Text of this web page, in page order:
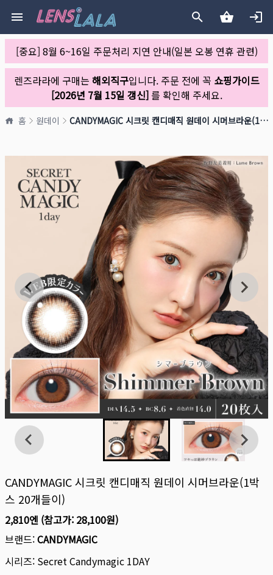
[중요] 8월 6~16일 주문처리 지연 안내(일본 오봉 연휴 관련)
렌즈라라에 구매는 해외직구입니다. 주문 전에 꼭 쇼핑가이드
[2026년 7월 15일 갱신]를 확인해 주세요.
홈 원데이 CANDYMAGIC 시크릿 캔디매직 원데이 시머브라운(1박스 20개들이)
CANDYMAGIC 시크릿 캔디매직 원데이 시머브라운(1박
스 20개들이)
2,810엔 (참고가: 28,100원)
브랜드:CANDYMAGIC
시리즈: Secret Candymagic 1DAY